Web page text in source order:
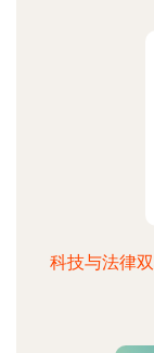
科技与法律